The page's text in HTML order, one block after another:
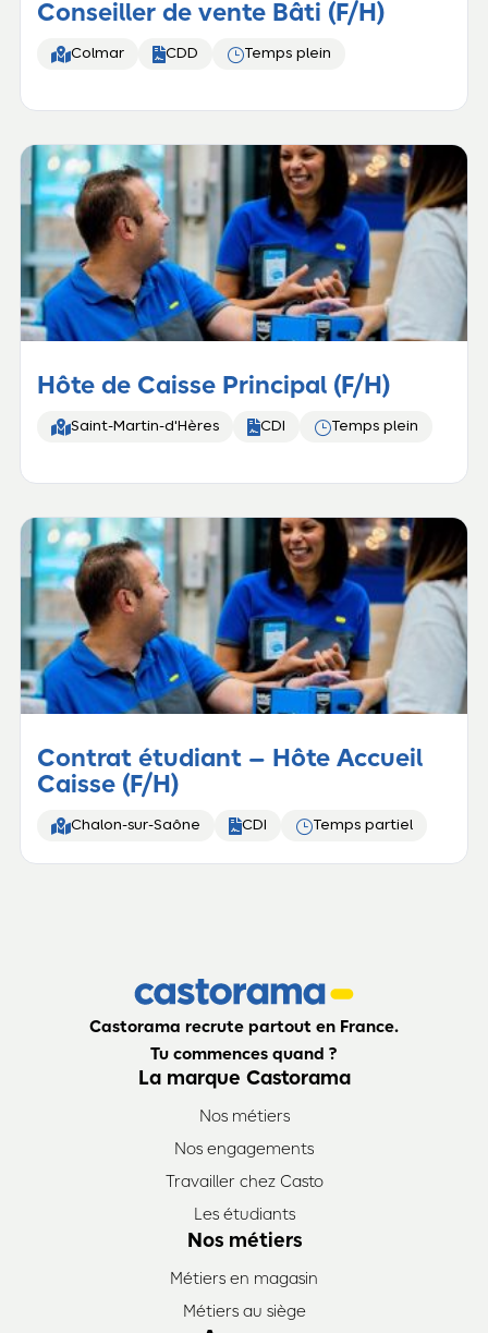
Conseiller de vente Bâti (F/H)
Colmar CDD }Temps plein
Hôte de Caisse Principal (F/H)
Saint-Martin-d'Hères CDI }Temps plein
Contrat étudiant – Hôte Accueil
Caisse (F/H)
Chalon-sur-Saône CDI }Temps partiel
Castorama recrute partout en France.
Tu commences quand ?
La marque Castorama
Nos métiers
Nos engagements
Travailler chez Casto
Les étudiants
Nos métiers
Métiers en magasin
Métiers au siège